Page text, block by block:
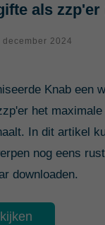
als zzp'er
2024
Knab een
het
In dit artikel
nog eens
downloaden.